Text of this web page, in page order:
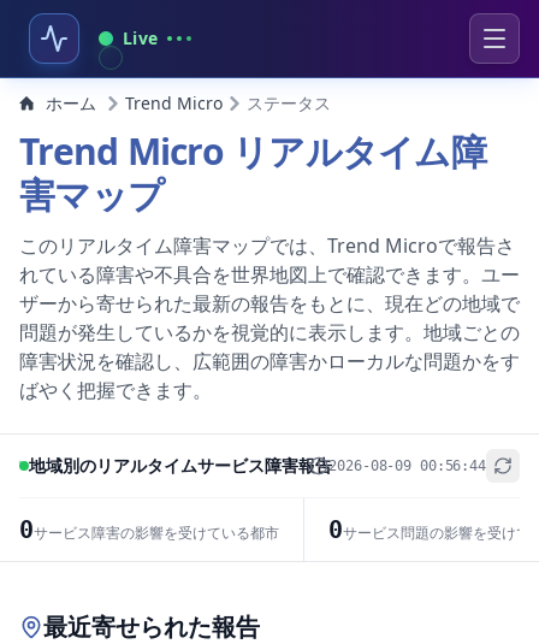
Live
ホーム Trend Micro ステータス
Trend Micro リアルタイム障
害マップ
このリアルタイム障害マップでは、Trend Microで報告さ
れている障害や不具合を世界地図上で確認できます。ユー
ザーから寄せられた最新の報告をもとに、現在どの地域で
問題が発生しているかを視覚的に表示します。地域ごとの
障害状況を確認し、広範囲の障害かローカルな問題かをす
ばやく把握できます。
地域別のリアルタイムサービス障害報告2026-08-09 00:56:44
0サービス障害の影響を受けている都市 0サービス問題の影響を受けて
+
最近寄せられた報告